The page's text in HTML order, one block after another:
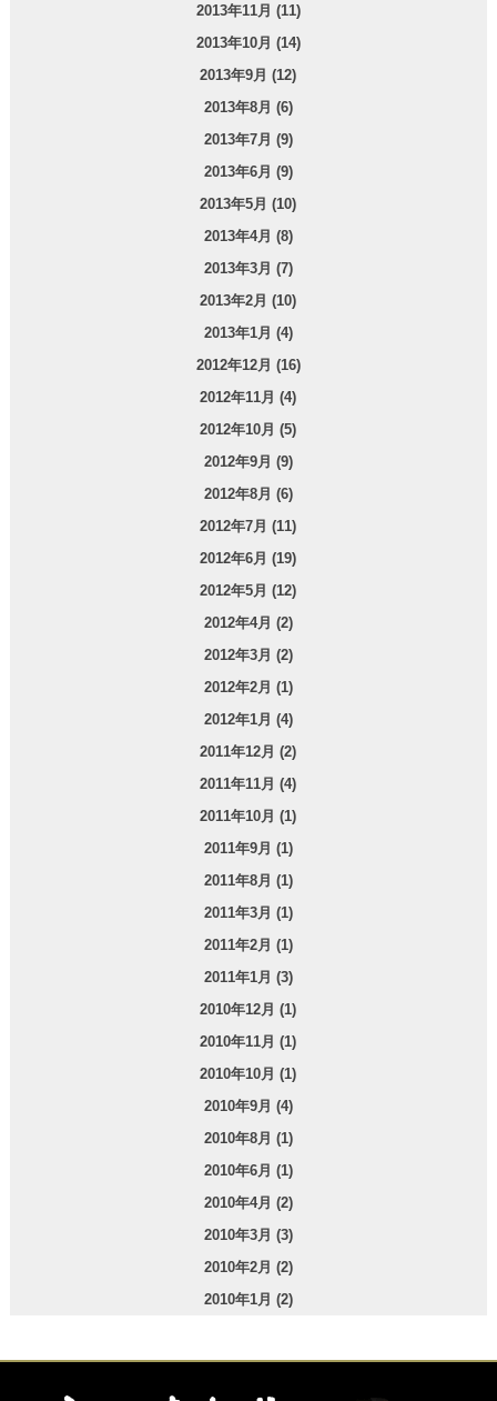
2013年11月 (11)
2013年10月 (14)
2013年9月 (12)
2013年8月 (6)
2013年7月 (9)
2013年6月 (9)
2013年5月 (10)
2013年4月 (8)
2013年3月 (7)
2013年2月 (10)
2013年1月 (4)
2012年12月 (16)
2012年11月 (4)
2012年10月 (5)
2012年9月 (9)
2012年8月 (6)
2012年7月 (11)
2012年6月 (19)
2012年5月 (12)
2012年4月 (2)
2012年3月 (2)
2012年2月 (1)
2012年1月 (4)
2011年12月 (2)
2011年11月 (4)
2011年10月 (1)
2011年9月 (1)
2011年8月 (1)
2011年3月 (1)
2011年2月 (1)
2011年1月 (3)
2010年12月 (1)
2010年11月 (1)
2010年10月 (1)
2010年9月 (4)
2010年8月 (1)
2010年6月 (1)
2010年4月 (2)
2010年3月 (3)
2010年2月 (2)
2010年1月 (2)